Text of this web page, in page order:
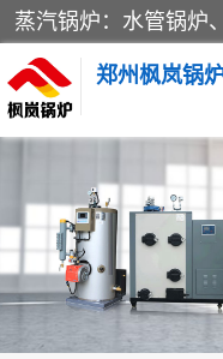
郑州枫岚锅